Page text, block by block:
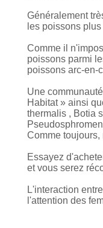
Généralement
les poissons
Comme il
poissons parmi
poissons arc-en-
Une
Habitat » ainsi
thermalis , Botia
Comme
Essayez
et vous serez
L'interaction
l'attention des